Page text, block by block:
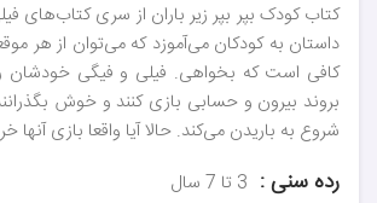
کتاب کودک بپر بپر زیر باران از سری کتاب‌های
داستان به کودکان می‌آموزد که می‌توان از هر
کافی است که بخواهی. فیلی و فیگی خودشان را
بروند بیرون و حسابی بازی کنند و خوش
شروع به باریدن می‌کند. حالا آیا واقعا بازی
رده سنی : 3 تا 7 سال